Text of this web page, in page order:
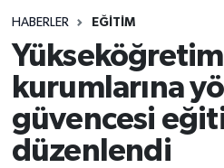
HABERLER EĞITIM
Yükseköğretim
kurumlarına
güvencesi
düzenlendi